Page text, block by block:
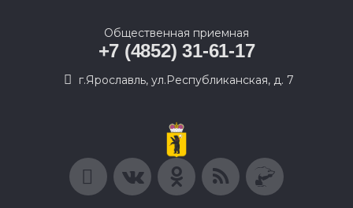
Общественная приемная
+7 (4852) 31-61-17
г.Ярославль, ул.Республиканская, д. 7